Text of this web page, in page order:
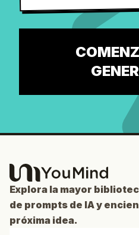
Explora la mayor
de prompts de IA y
próxima idea.